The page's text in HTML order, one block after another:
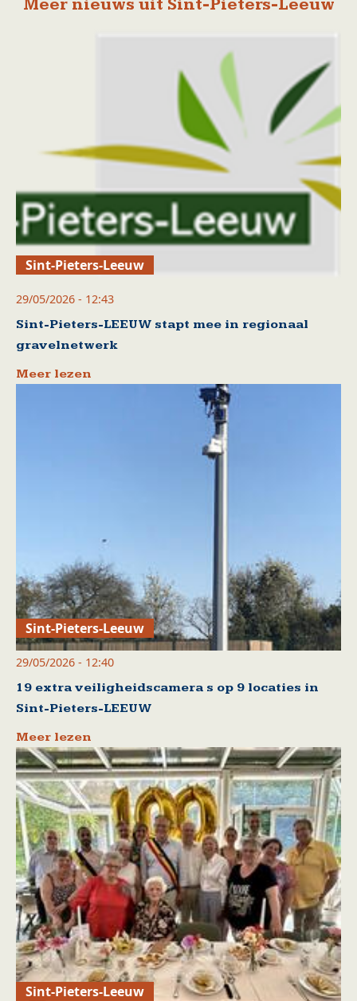
Meer nieuws uit Sint-Pieters-Leeuw
Sint-Pieters-Leeuw
29/05/2026 - 12:43
Sint-Pieters-LEEUW stapt mee in regionaal
gravelnetwerk
Meer lezen
Sint-Pieters-Leeuw
29/05/2026 - 12:40
19 extra veiligheidscamera s op 9 locaties in
Sint-Pieters-LEEUW
Meer lezen
Sint-Pieters-Leeuw